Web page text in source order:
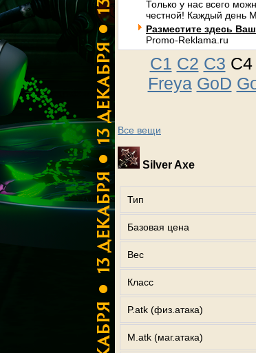
Только у нас всего
честной! Каждый день
Разместите здесь
Promo-Reklama.ru
C1 C2 C3 C4
Freya GoD
Все вещи
Silver Axe
Тип
Базовая цена
Вес
Класс
P.atk (физ.атака)
M.atk (маг.атака)